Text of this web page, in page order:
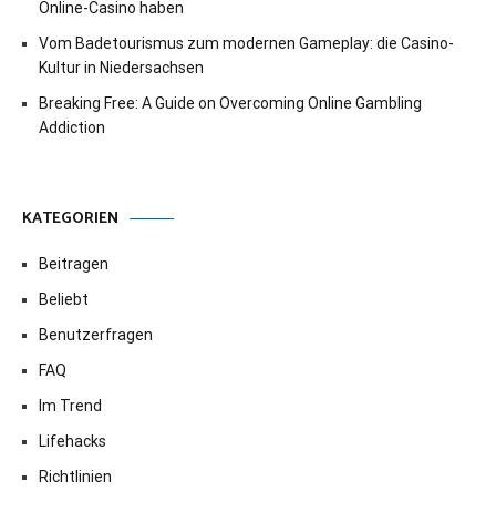
Online-Casino haben
Vom Badetourismus zum modernen Gameplay: die Casino-
Kultur in Niedersachsen
Breaking Free: A Guide on Overcoming Online Gambling
Addiction
KATEGORIEN
Beitragen
Beliebt
Benutzerfragen
FAQ
Im Trend
Lifehacks
Richtlinien